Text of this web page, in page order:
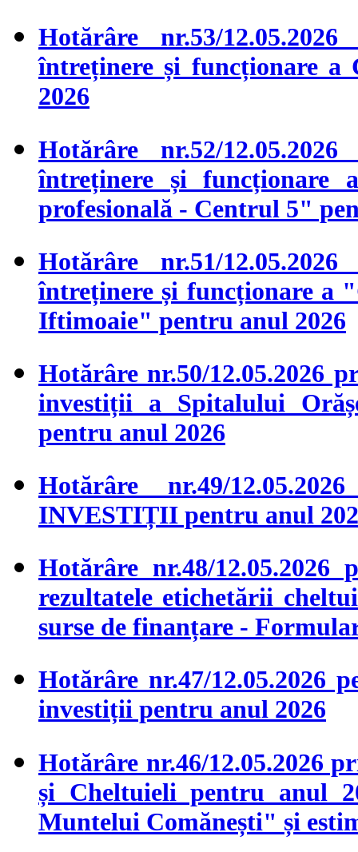
Hotărâre nr.53/
întreținere și funcționare a
2026
Hotărâre nr.52/
întreținere și funcționare
profesională - Centrul 5"
Hotărâre nr.51/
întreținere și funcționare a
Iftimoaie" pentru anul 2026
Hotărâre nr.50/12.05.2026
investiții a Spitalului
pentru anul 2026
Hotărâre nr.49/
INVESTIȚII pentru anul
Hotărâre nr.48/
rezultatele etichetării
surse de finanțare -
Hotărâre nr.47/12.05.2026
investiții pentru anul 2026
Hotărâre nr.46/12.05.2026
și Cheltuieli pentru anul
Muntelui Comănești" și